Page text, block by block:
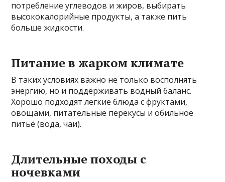
потребление углеводов и жиров, выбирать
высококалорийные продукты, а также пить
больше жидкости.
Питание в жарком климате
В таких условиях важно не только восполнять
энергию, но и поддерживать водный баланс.
Хорошо подходят легкие блюда с фруктами,
овощами, питательные перекусы и обильное
питьё (вода, чаи).
Длительные походы с
ночевками